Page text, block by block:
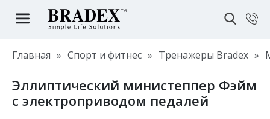
Главная » Спорт и фитнес » Тренажеры Bradex »
Эллиптический министеппер Фэйм
c электроприводом педалей